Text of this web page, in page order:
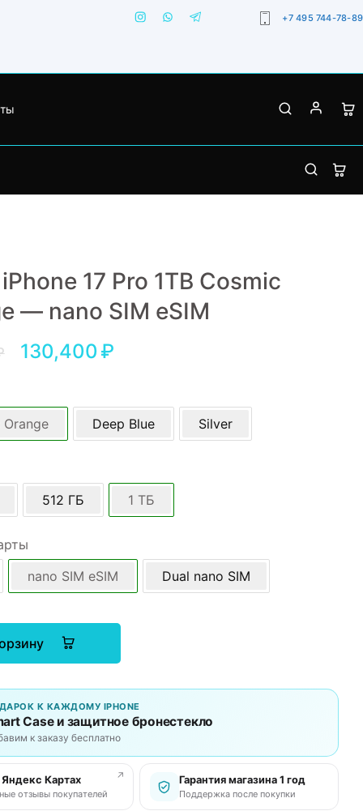
+7 495 744-78-89
17 Pro 1TB Cosmic
— nano SIM eSIM
130,400₽
Deep Blue Silver
512 ГБ 1 ТБ
nano SIM eSIM Dual nano SIM
К КАЖДОМУ IPHONE
Case и защитное бронестекло
к заказу бесплатно
Картах
отзывы покупателей
↗ Гарантия магазина 1 год
Поддержка после покупки